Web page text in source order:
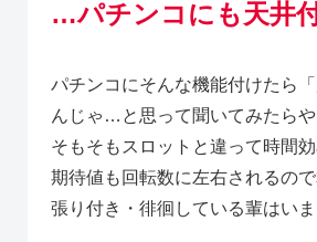
…パチンコにも天井
パチンコにそんな機能付けたら
んじゃ…と思って聞いてみたら
そもそもスロットと違って時間
期待値も回転数に左右されるので
張り付き・徘徊している輩はいま